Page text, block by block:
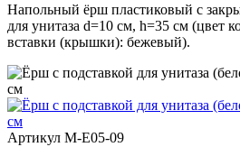
Напольный ёрш пластиковый с
для унитаза d=10 см, h=35 см (цвет
вставки (крышки): бежевый).
Артикул M-E05-09